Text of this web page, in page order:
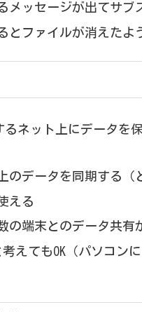
メッセージが出てサブ
とファイルが消えたよ
ネット上にデータを
のデータを同期する（
える
の端末とのデータ共有
考えてもOK（パソコ